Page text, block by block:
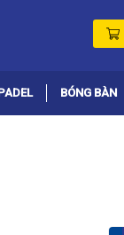
BÓNG BÀN